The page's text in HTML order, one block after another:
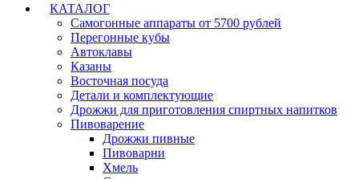
КАТАЛОГ
Самогонные аппараты от 5700 рублей
Перегонные кубы
Автоклавы
Казаны
Восточная посуда
Детали и комплектующие
Дрожжи для приготовления спиртных напитков
Пивоварение
Дрожжи пивные
Пивоварни
Хмель